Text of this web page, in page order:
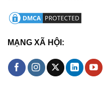
MẠNG XÃ HỘI: